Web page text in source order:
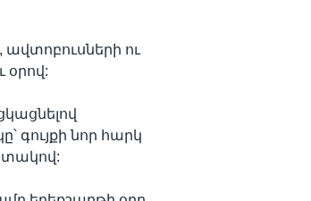
ու
օրով:
գույքի նոր հարկ